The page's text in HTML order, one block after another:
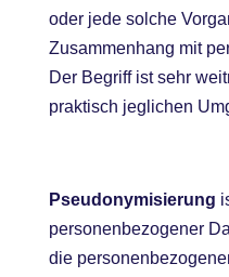
oder jede solche
Zusammenhang mit
Der Begriff ist sehr
praktisch jeglichen
Pseudonymisierung
personenbezogener
die